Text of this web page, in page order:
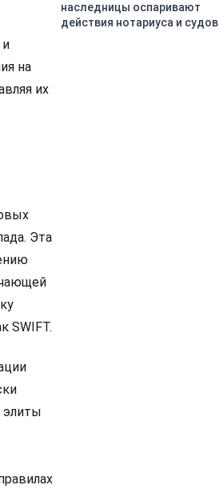
на
их
Эта
SWIFT.
элиты
наследницы оспаривают
действия нотариуса и судов